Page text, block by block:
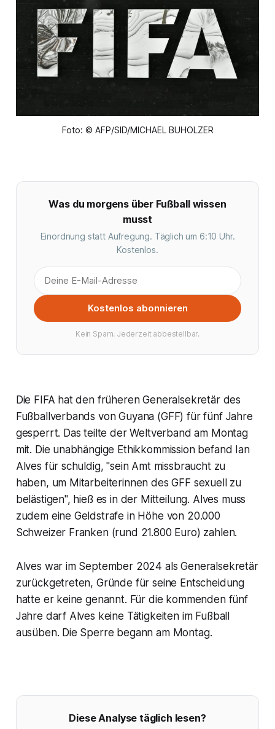
Foto: © AFP/SID/MICHAEL BUHOLZER
Was du morgens über Fußball wissen
musst
Einordnung statt Aufregung. Täglich um 6:10 Uhr.
Kostenlos.
Kostenlos abonnieren
Kein Spam. Jederzeit abbestellbar.
Die FIFA hat den früheren Generalsekretär des
Fußballverbands von Guyana (GFF) für fünf Jahre
gesperrt. Das teilte der Weltverband am Montag
mit. Die unabhängige Ethikkommission befand Ian
Alves für schuldig, "sein Amt missbraucht zu
haben, um Mitarbeiterinnen des GFF sexuell zu
belästigen", hieß es in der Mitteilung. Alves muss
zudem eine Geldstrafe in Höhe von 20.000
Schweizer Franken (rund 21.800 Euro) zahlen.
Alves war im September 2024 als Generalsekretär
zurückgetreten, Gründe für seine Entscheidung
hatte er keine genannt. Für die kommenden fünf
Jahre darf Alves keine Tätigkeiten im Fußball
ausüben. Die Sperre begann am Montag.
Diese Analyse täglich lesen?